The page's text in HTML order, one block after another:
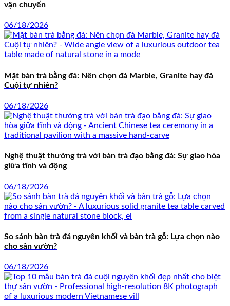
vận chuyển
06/18/2026
Mặt bàn trà bằng đá: Nên chọn đá Marble, Granite hay đá
Cuội tự nhiên?
06/18/2026
Nghệ thuật thưởng trà với bàn trà đạo bằng đá: Sự giao hòa
giữa tĩnh và động
06/18/2026
So sánh bàn trà đá nguyên khối và bàn trà gỗ: Lựa chọn nào
cho sân vườn?
06/18/2026